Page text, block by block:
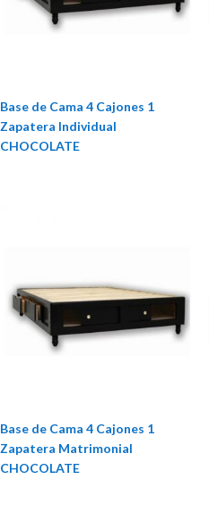
Base de Cama 4 Cajones 1
Zapatera Individual
CHOCOLATE
Base de Cama 4 Cajones 1
Zapatera Matrimonial
CHOCOLATE